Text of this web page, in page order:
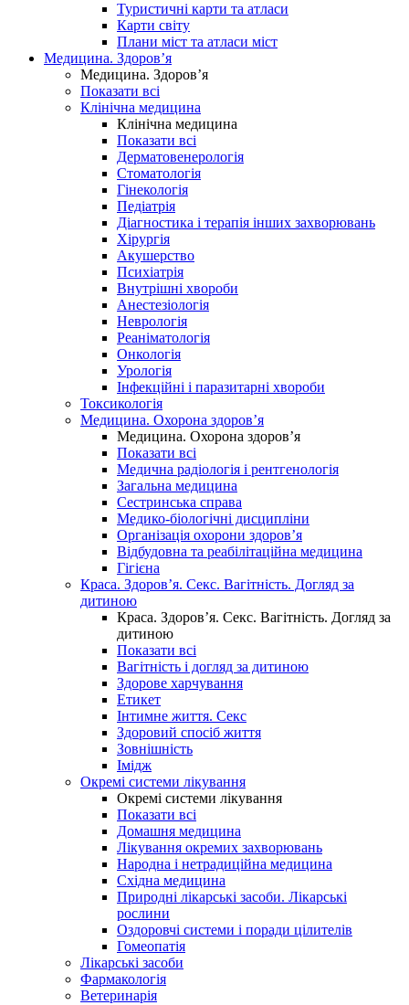
Туристичні карти та атласи
Карти світу
Плани міст та атласи міст
Медицина. Здоров’я
Медицина. Здоров’я
Показати всі
Клінічна медицина
Клінічна медицина
Показати всі
Дерматовенерологія
Стоматологія
Гінекологія
Педіатрія
Діагностика і терапія інших захворювань
Хірургія
Акушерство
Психіатрія
Внутрішні хвороби
Анестезіологія
Неврологія
Реаніматологія
Онкологія
Урологія
Інфекційні і паразитарні хвороби
Токсикологія
Медицина. Охорона здоров’я
Медицина. Охорона здоров’я
Показати всі
Медична радіологія і рентгенологія
Загальна медицина
Сестринська справа
Медико-біологічні дисципліни
Організація охорони здоров’я
Відбудовна та реабілітаційна медицина
Гігієна
Краса. Здоров’я. Секс. Вагітність. Догляд за
дитиною
Краса. Здоров’я. Секс. Вагітність. Догляд за
дитиною
Показати всі
Вагітність і догляд за дитиною
Здорове харчування
Етикет
Інтимне життя. Секс
Здоровий спосіб життя
Зовнішність
Імідж
Окремі системи лікування
Окремі системи лікування
Показати всі
Домашня медицина
Лікування окремих захворювань
Народна і нетрадиційна медицина
Східна медицина
Природні лікарські засоби. Лікарські
рослини
Оздоровчі системи і поради цілителів
Гомеопатія
Лікарські засоби
Фармакологія
Ветеринарія